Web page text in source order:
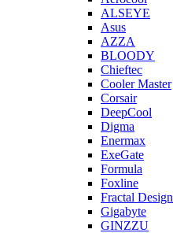
ALSEYE
Asus
AZZA
BLOODY
Chieftec
Cooler Master
Corsair
DeepCool
Digma
Enermax
ExeGate
Formula
Foxline
Fractal Design
Gigabyte
GINZZU